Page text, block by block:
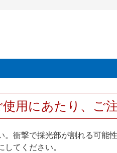
使用にあたり、ご
衝撃で採光部が割れる可能性
てください。